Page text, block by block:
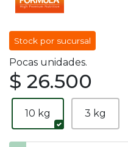
Stock por sucursal
Pocas unidades.
$ 26.500
10 kg 3 kg